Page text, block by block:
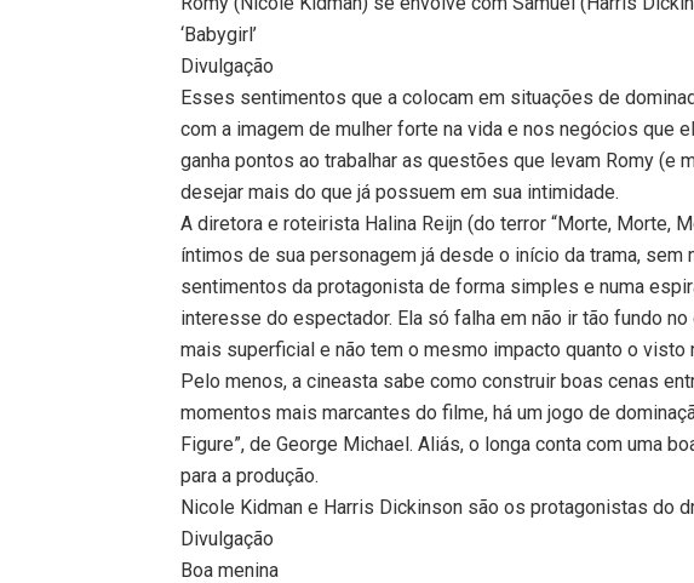
‘Babygirl’
Divulgação
Esses sentimentos que a colocam em situações de
com a imagem de mulher forte na vida e nos negócios que
ganha pontos ao trabalhar as questões que levam Romy (e
desejar mais do que já possuem em sua intimidade.
A diretora e roteirista Halina Reijn (do terror “Morte, Morte,
íntimos de sua personagem já desde o início da trama,
sentimentos da protagonista de forma simples e numa
interesse do espectador. Ela só falha em não ir tão fundo
mais superficial e não tem o mesmo impacto quanto o visto
Pelo menos, a cineasta sabe como construir boas cenas
momentos mais marcantes do filme, há um jogo de
Figure”, de George Michael. Aliás, o longa conta com uma
para a produção.
Nicole Kidman e Harris Dickinson são os protagonistas do
Divulgação
Boa menina